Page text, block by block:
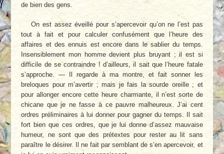
de bien des gens.
On est assez éveillé pour s’apercevoir qu’on ne l’est pas
tout à fait et pour calculer confusément que l’heure des
affaires et des ennuis est encore dans le sablier du temps.
Insensiblement mon homme devient plus bruyant ; il est si
difficile de se contraindre ! d’ailleurs, il sait que l’heure fatale
s’approche. — Il regarde à ma montre, et fait sonner les
breloques pour m’avertir ; mais je fais la sourde oreille ; et
pour allonger encore cette heure charmante, il n’est sorte de
chicane que je ne fasse à ce pauvre malheureux. J’ai cent
ordres préliminaires à lui donner pour gagner du temps. Il sait
fort bien que ces ordres, que je lui donne d’assez mauvaise
humeur, ne sont que des prétextes pour rester au lit sans
paraître le désirer. Il ne fait par semblant de s’en apercevoir, et